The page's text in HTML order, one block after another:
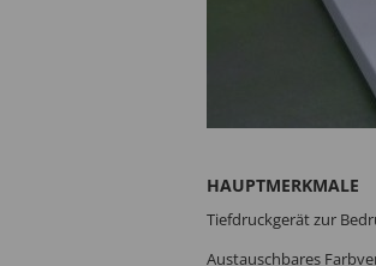
HAUPTMERKMALE
Tiefdruckgerät zur
Austauschbares